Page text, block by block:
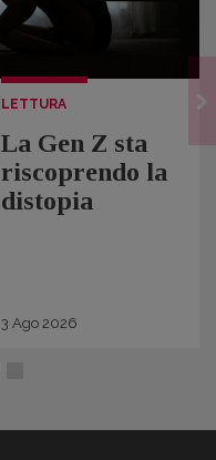
LETTURA
La Gen Z sta
riscoprendo la
distopia
3 Ago 2026